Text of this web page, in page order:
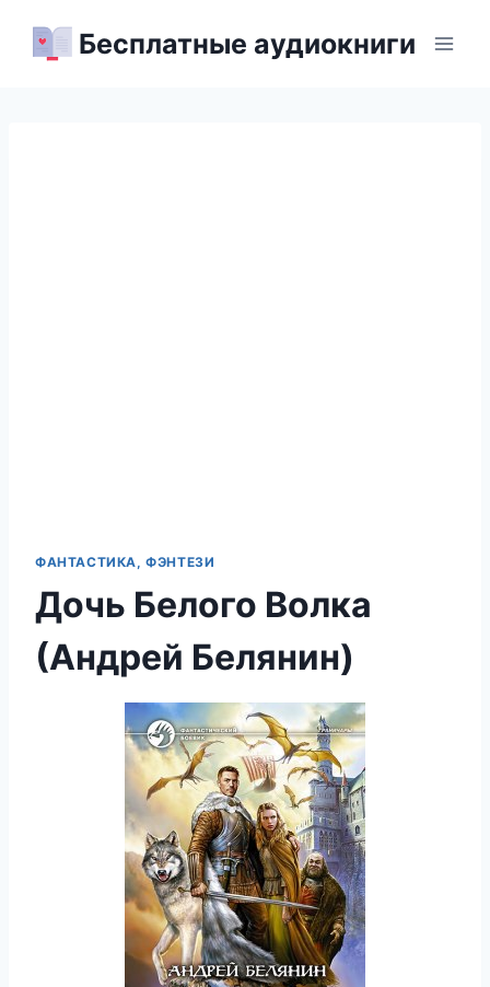
Бесплатные аудиокниги
ФАНТАСТИКА, ФЭНТЕЗИ
Дочь Белого Волка
(Андрей Белянин)